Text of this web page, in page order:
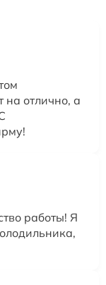
на отлично, а
работы! Я